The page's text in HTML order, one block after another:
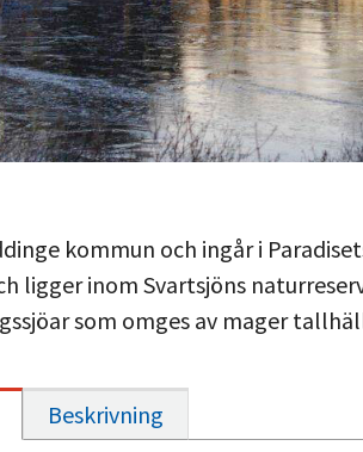
kommun och ingår i
ligger inom Svartsjöns
som omges av mager
Beskrivning